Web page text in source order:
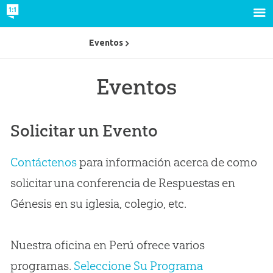
Eventos
Solicitar un Evento
Contáctenospara información acerca de como
solicitar una conferencia de Respuestas en
Génesis en su iglesia, colegio, etc.
Nuestra oficina en Perú ofrece varios
programas. Seleccione Su Programa
Eventos